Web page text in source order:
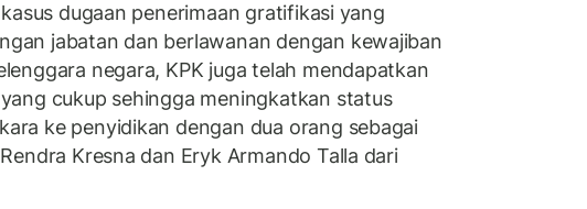
dugaan penerimaan gratifikasi yang
jabatan dan berlawanan dengan kewajiban
negara, KPK juga telah mendapatkan
cukup sehingga meningkatkan status
ke penyidikan dengan dua orang sebagai
Kresna dan Eryk Armando Talla dari